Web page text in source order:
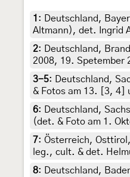
1 :
Deutschland,
Altmann), det. Ingrid
2:
Deutschland,
2008, 19. Spetember
3-5:
Deutschland,
& Fotos am 13. [3, 4]
6:
Deutschland,
(det. & Foto am 1.
7: Österreich,
leg., cult. & det.
8:
Deutschland,